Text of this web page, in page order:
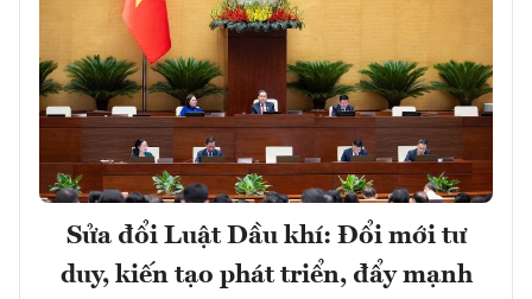
Sửa đổi Luật Dầu khí: Đổi mới tư
duy, kiến tạo phát triển, đẩy mạnh